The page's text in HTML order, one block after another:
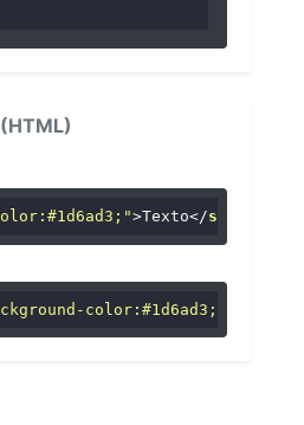
>Texto</span
color:#1d6ad3;"